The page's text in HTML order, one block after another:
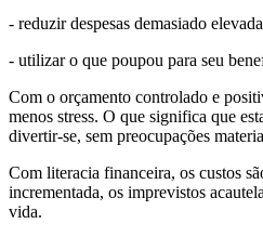
- reduzir despesas demasiado
- utilizar o que poupou para seu
Com o orçamento controlado e
menos stress. O que significa que
divertir-se, sem preocupações
Com literacia financeira, os custos
incrementada, os imprevistos
vida.